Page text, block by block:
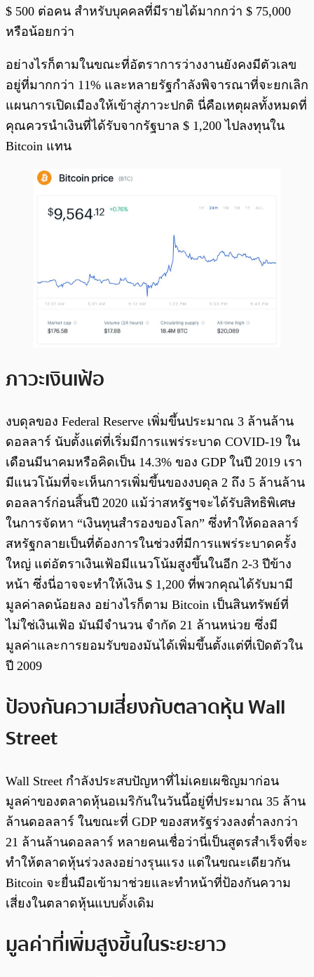
$ 500 ต่อคน สำหรับบุคคลที่มีรายได้มากกว่า $ 75,000
หรือน้อยกว่า
อย่างไรก็ตามในขณะที่อัตราการว่างงานยังคงมีตัวเลข
อยู่ที่มากกว่า 11% และหลายรัฐกำลังพิจารณาที่จะยกเลิก
แผนการเปิดเมืองให้เข้าสู่ภาวะปกติ นี่คือเหตุผลทั้งหมดที่
คุณควรนำเงินที่ได้รับจากรัฐบาล $ 1,200 ไปลงทุนใน
Bitcoin แทน
ภาวะเงินเฟ้อ
งบดุลของ Federal Reserve เพิ่มขึ้นประมาณ 3 ล้านล้าน
ดอลลาร์ นับตั้งแต่ที่เริ่มมีการแพร่ระบาด COVID-19 ใน
เดือนมีนาคมหรือคิดเป็น 14.3% ของ GDP ในปี 2019 เรา
มีแนวโน้มที่จะเห็นการเพิ่มขึ้นของงบดุล 2 ถึง 5 ล้านล้าน
ดอลลาร์ก่อนสิ้นปี 2020 แม้ว่าสหรัฐฯจะได้รับสิทธิพิเศษ
ในการจัดหา “เงินทุนสำรองของโลก” ซึ่งทำให้ดอลลาร์
สหรัฐกลายเป็นที่ต้องการในช่วงที่มีการแพร่ระบาดครั้ง
ใหญ่ แต่อัตราเงินเฟ้อมีแนวโน้มสูงขึ้นในอีก 2-3 ปีข้าง
หน้า ซึ่งนี่อาจจะทำให้เงิน $ 1,200 ที่พวกคุณได้รับมามี
มูลค่าลดน้อยลง อย่างไรก็ตาม Bitcoin เป็นสินทรัพย์ที่
ไม่ใช่เงินเฟ้อ มันมีจำนวน จำกัด 21 ล้านหน่วย ซึ่งมี
มูลค่าและการยอมรับของมันได้เพิ่มขึ้นตั้งแต่ที่เปิดตัวใน
ปี 2009
ป้องกันความเสี่ยงกับตลาดหุ้น Wall
Street
Wall Street กำลังประสบปัญหาที่ไม่เคยเผชิญมาก่อน
มูลค่าของตลาดหุ้นอเมริกันในวันนี้อยู่ที่ประมาณ 35 ล้าน
ล้านดอลลาร์ ในขณะที่ GDP ของสหรัฐร่วงลงต่ำลงกว่า
21 ล้านล้านดอลลาร์ หลายคนเชื่อว่านี่เป็นสูตรสำเร็จที่จะ
ทำให้ตลาดหุ้นร่วงลงอย่างรุนแรง แต่ในขณะเดียวกัน
Bitcoin จะยื่นมือเข้ามาช่วยและทำหน้าที่ป้องกันความ
เสี่ยงในตลาดหุ้นแบบดั้งเดิม
มูลค่าที่เพิ่มสูงขึ้นในระยะยาว